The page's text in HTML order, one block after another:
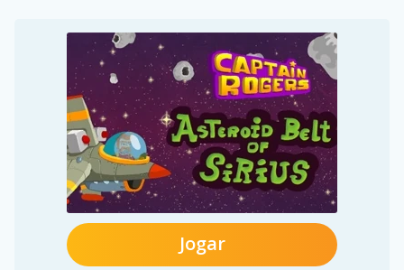
Jogar